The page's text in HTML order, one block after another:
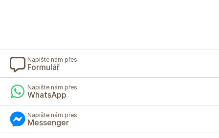
Napište nám přes
Formulář
Napište nám přes
WhatsApp
Napište nám přes
Messenger